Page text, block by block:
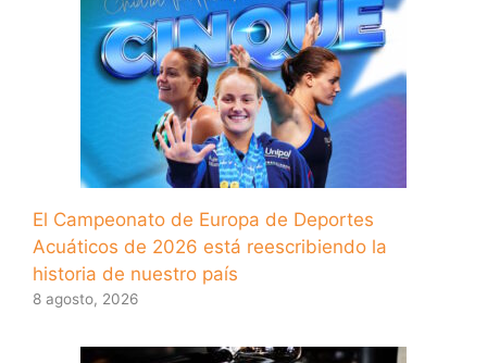
El Campeonato de Europa de Deportes
Acuáticos de 2026 está reescribiendo la
historia de nuestro país
8 agosto, 2026